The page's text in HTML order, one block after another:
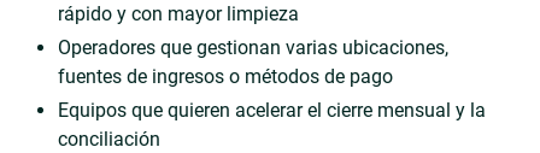
rápido y con mayor limpieza
Operadores que gestionan varias ubicaciones,
fuentes de ingresos o métodos de pago
Equipos que quieren acelerar el cierre mensual y la
conciliación